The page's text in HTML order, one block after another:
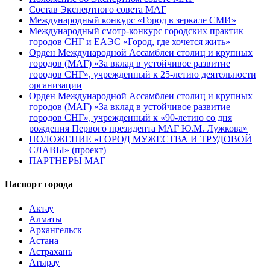
Состав Экспертного совета МАГ
Международный конкурс «Город в зеркале СМИ»
Международный смотр-конкурс городских практик
городов СНГ и ЕАЭС «Город, где хочется жить»
Орден Международной Ассамблеи столиц и крупных
городов (МАГ) «За вклад в устойчивое развитие
городов СНГ», учрежденный к 25-летию деятельности
организации
Орден Международной Ассамблеи столиц и крупных
городов (МАГ) «За вклад в устойчивое развитие
городов СНГ», учрежденный к «90-летию со дня
рождения Первого президента МАГ Ю.М. Лужкова»
ПОЛОЖЕНИЕ «ГОРОД МУЖЕСТВА И ТРУДОВОЙ
СЛАВЫ» (проект)
ПАРТНЕРЫ МАГ
Паспорт города
Актау
Алматы
Архангельск
Астана
Астрахань
Атырау